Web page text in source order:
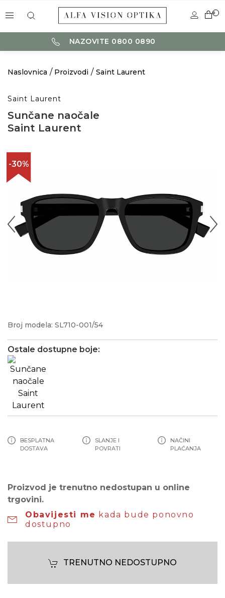
0
NAZOVITE 0800 0890
Naslovnica Proizvodi Saint Laurent
Saint Laurent
Sunčane naočale
Saint Laurent
-30%
Broj modela: SL710-001/54
Ostale dostupne boje:
BESPLATNA
DOSTAVA
SLANJE I
POVRATI
NAČINI
PLAĆANJA
Proizvod je trenutno nedostupan u online
trgovini.
Obavijesti me kada bude ponovno
dostupno
TRENUTNO NEDOSTUPNO